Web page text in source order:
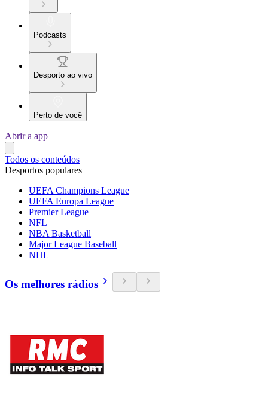
Podcasts
Desporto ao vivo
Perto de você
Abrir a app
Todos os conteúdos
Desportos populares
UEFA Champions League
UEFA Europa League
Premier League
NFL
NBA Basketball
Major League Baseball
NHL
Os melhores rádios